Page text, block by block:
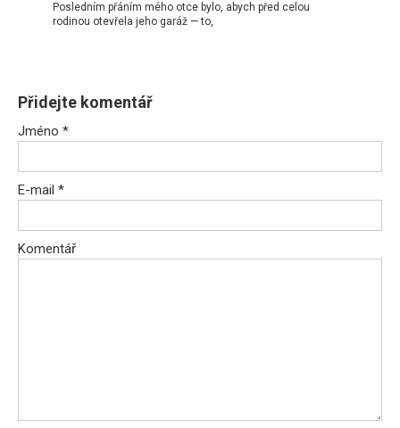
Posledním přáním mého otce bylo, abych před celou
rodinou otevřela jeho garáž — to,
Přidejte komentář
Jméno *
E-mail *
Komentář